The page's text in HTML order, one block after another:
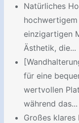
Natürliches
einzigartigen
Ästhetik, die...
für eine
wertvollen
während das...
Großes